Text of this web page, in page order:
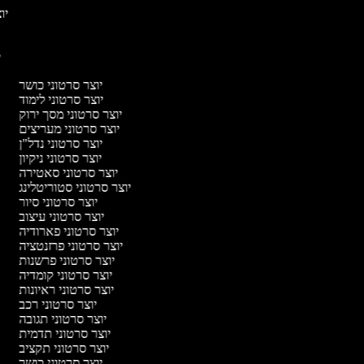
יוצר סרטוני כושר
יוצר סרטוני לימוד
יוצר סרטוני מסך ירוק
יוצר סרטוני מעריצים
יוצר סרטוני נדל"ן
יוצר סרטוני ניקיון
יוצר סרטוני סאטירה
יוצר סרטוני סטוריטלינג
יוצר סרטוני סיור
יוצר סרטוני עיצוב
יוצר סרטוני פארודיה
יוצר סרטוני פרזנטציה
יוצר סרטוני פרשנות
יוצר סרטוני קומדיה
יוצר סרטוני ראיונות
יוצר סרטוני רכב
יוצר סרטוני תגובה
יוצר סרטוני תדמית
יוצר סרטוני תקציב